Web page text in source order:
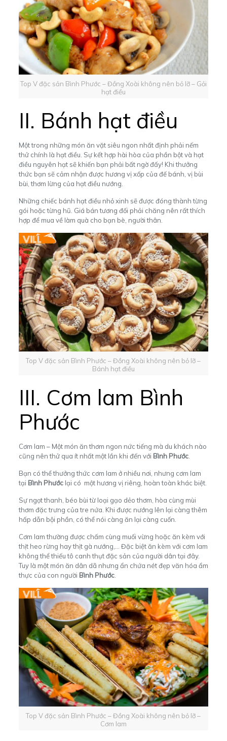
Top V đặc sản Bình Phước – Đồng Xoài không nên bỏ lỡ – Gỏi
hạt điều
II. Bánh hạt điều
Một trong những món ăn vặt siêu ngon nhất định phải nếm
thử chính là hạt điều. Sự kết hợp hài hòa của phần bột và hạt
điều nguyên hạt sẽ khiến bạn phải bất ngờ đấy! Khi thưởng
thức bạn sẽ cảm nhận được hương vị xốp của đế bánh, vị bùi
bùi, thơm lừng của hạt điều nướng.
Những chiếc bánh hạt điều nhỏ xinh sẽ được đóng thành từng
gói hoặc từng hũ. Giá bán tương đối phải chăng nên rất thích
hợp để mua về làm quà cho bạn bè, người thân.
Top V đặc sản Bình Phước – Đồng Xoài không nên bỏ lỡ –
Bánh hạt điều
III. Cơm lam Bình
Phước
Cơm lam – Một món ăn thơm ngon nức tiếng mà du khách nào
cũng nên thử qua ít nhất một lần khi đến với Bình Phước.
Bạn có thể thưởng thức cơm lam ở nhiều nơi, nhưng cơm lam
tại Bình Phướclại có một hương vị riêng, hoàn toàn khác biệt.
Sự ngọt thanh, béo bùi từ loại gạo dẻo thơm, hòa cùng mùi
thơm đặc trưng của tre nứa. Khi được nướng lên lại càng thêm
hấp dẫn bội phần, có thể nói càng ăn lại càng cuốn.
Cơm lam thường được chấm cùng muối vừng hoặc ăn kèm với
thịt heo rừng hay thịt gà nướng,…
Đặc biệt ăn kèm với cơm lam
không thể thiếu tô canh thụt đặc sản của người dân tại đây.
Tuy là một món ăn dân dã nhưng ẩn chứa nét đẹp văn hóa ẩm
thực của con người Bình Phước.
Top V đặc sản Bình Phước – Đồng Xoài không nên bỏ lỡ –
Cơm lam